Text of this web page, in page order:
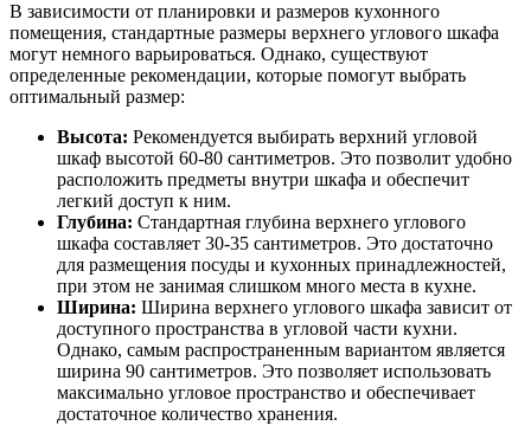
В зависимости от планировки и размеров кухонного
помещения, стандартные размеры верхнего углового шкафа
могут немного варьироваться. Однако, существуют
определенные рекомендации, которые помогут выбрать
оптимальный размер:
Высота: Рекомендуется выбирать верхний угловой
шкаф высотой 60-80 сантиметров. Это позволит удобно
расположить предметы внутри шкафа и обеспечит
легкий доступ к ним.
Глубина: Стандартная глубина верхнего углового
шкафа составляет 30-35 сантиметров. Это достаточно
для размещения посуды и кухонных принадлежностей,
при этом не занимая слишком много места в кухне.
Ширина: Ширина верхнего углового шкафа зависит от
доступного пространства в угловой части кухни.
Однако, самым распространенным вариантом является
ширина 90 сантиметров. Это позволяет использовать
максимально угловое пространство и обеспечивает
достаточное количество хранения.